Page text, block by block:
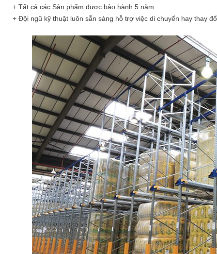
+ Tất cả các Sản phẩm được bảo hành 5 năm.
+ Đội ngũ kỹ thuật luôn sẵn sàng hỗ trợ việc di chuyển hay thay